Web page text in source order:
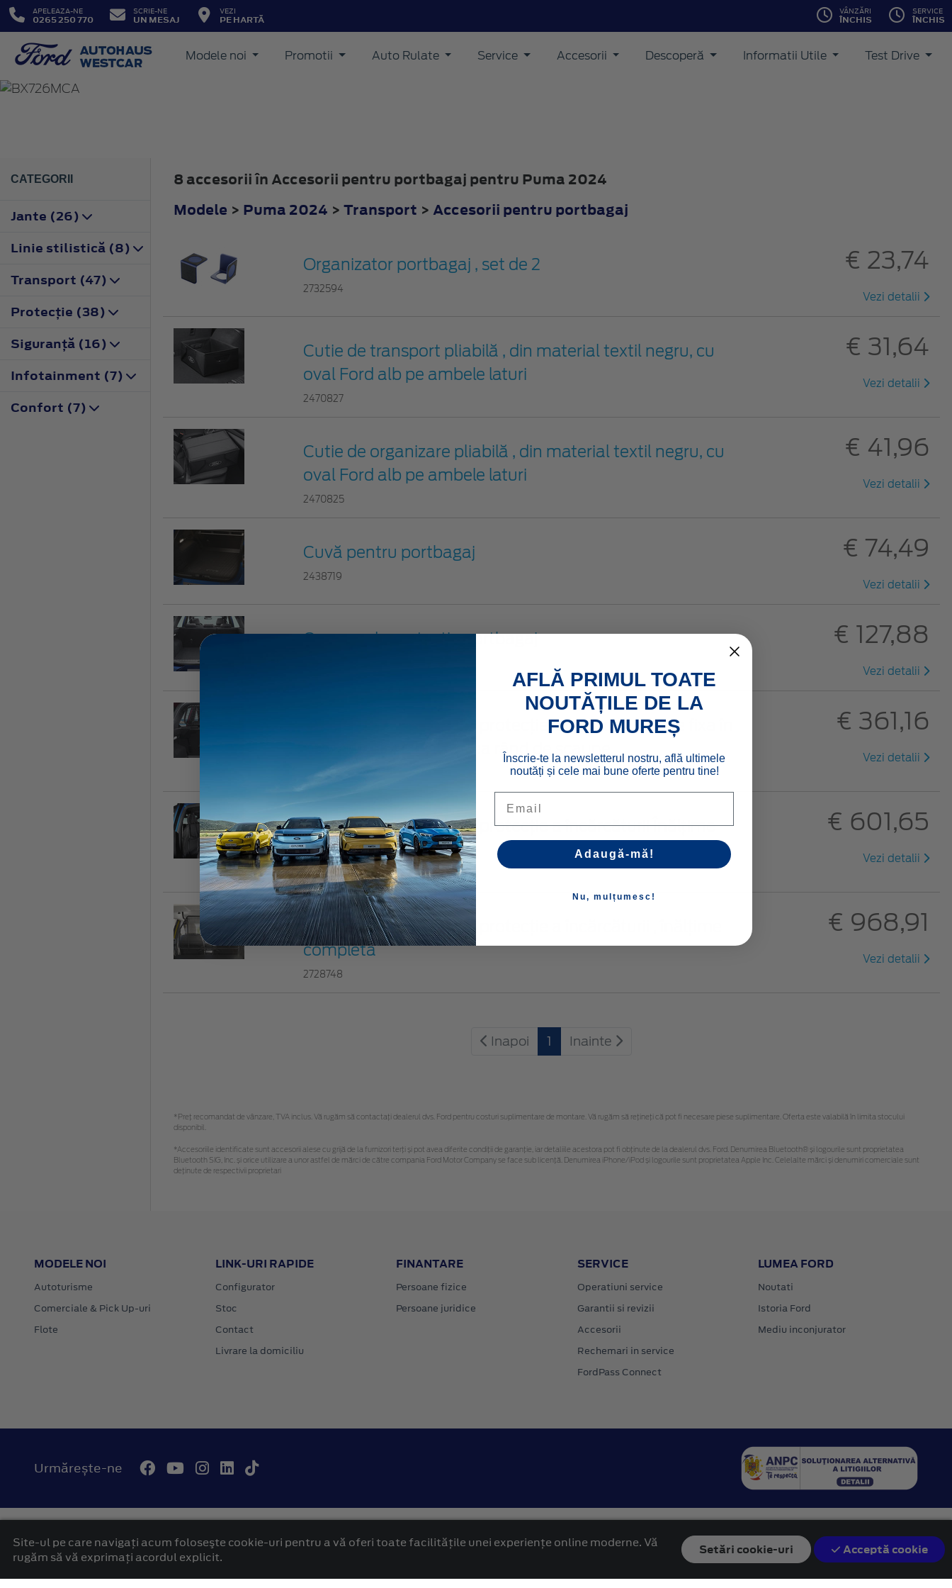
APELEAZA-NE
0265 250 770
SCRIE-NE
UN MESAJ
VEZI
PE HARTĂ
VÂNZĂRI
ÎNCHIS
SERVICE
ÎNCHIS
Modele noi Promotii Auto Rulate Service Accesorii Descoperă Informatii Utile Test Drive
PUMA
CATEGORII
Jante (26)
Linie stilistică (8)
Transport (47)
Protecţie (38)
Siguranţă (16)
Infotainment (7)
Confort (7)
8 accesorii în Accesorii pentru portbagaj pentru Puma 2024
Modele > Puma 2024 > Transport > Accesorii pentru portbagaj
Organizator portbagaj , set de 2
2732594
€ 23,74
Vezi detalii
Cutie de transport pliabilă , din material textil negru, cu
oval Ford alb pe ambele laturi
2470827
€ 31,64
Vezi detalii
Cutie de organizare pliabilă , din material textil negru, cu
oval Ford alb pe ambele laturi
2470825
€ 41,96
Vezi detalii
Cuvă pentru portbagaj
2438719
€ 74,49
Vezi detalii
Covoraş de protecţie portbagaj € 127,88
Vezi detalii
Dispozitiv de reţinere şi protecţie a încărcăturii A se fixa în
spatele celui de-al doilea rând de scaune.
2437781
€ 361,16
Vezi detalii
Dispozitiv de reţinere şi protecţie a încărcăturii Înălțime
completă
2437782
€ 601,65
Vezi detalii
Dispozitiv de reţinere şi protecţie a încărcăturii , înălțime
completă
2728748
€ 968,91
Vezi detalii
Inapoi 1 Inainte
*Preţ recomandat de vânzare, TVA inclus. Vă rugăm să contactaţi dealerul dvs. Ford pentru costuri suplimentare de montare. Vă rugăm să rețineți că pot fi necesare piese suplimentare. Oferta este valabilă în limita stocului
disponibil.
*Accesoriile identificate sunt accesorii alese cu grijă de la furnizori terți și pot avea diferite condiții de garanție, iar detaliile acestora pot fi obținute de la dealerul dvs. Ford. Denumirea Bluetooth® și logourile sunt proprietatea
Bluetooth SIG, Inc. și orice utilizare a unor astfel de mărci de către compania Ford Motor Company se face sub licență. Denumirea iPhone/iPod și logourile sunt proprietatea Apple Inc. Celelalte mărci și denumiri comerciale sunt
deținute de respectivii proprietari
MODELE NOI
Autoturisme
Comerciale & Pick Up-uri
Flote
LINK-URI RAPIDE
Configurator
Stoc
Contact
Livrare la domiciliu
FINANTARE
Persoane fizice
Persoane juridice
SERVICE
Operatiuni service
Garantii si revizii
Accesorii
Rechemari in service
FordPass Connect
LUMEA FORD
Noutati
Istoria Ford
Mediu inconjurator
Urmărește-ne
platformă dezvoltată de Workleto
Site-ul pe care navigați acum foloseşte cookie-uri pentru a vă oferi toate facilitățile unei experiențe online moderne. Vă
rugăm să vă exprimați acordul explicit.
Setări cookie-uri Acceptă cookie
AFLĂ PRIMUL TOATE
NOUTĂȚILE DE LA
FORD MUREȘ
Înscrie-te la newsletterul nostru, află ultimele
noutăți și cele mai bune oferte pentru tine!
Adaugă-mă!
Nu, mulțumesc!